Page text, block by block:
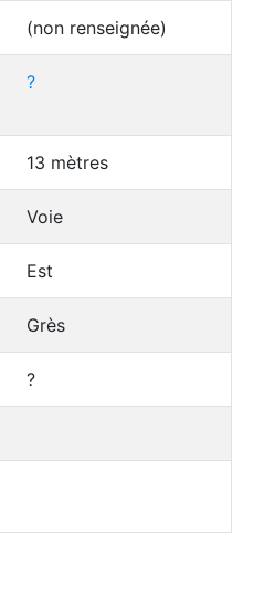
(non renseignée)
?
13 mètres
Voie
Est
Grès
?